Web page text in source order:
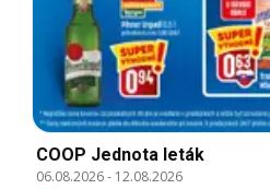
COOP Jednota leták
06.08.2026- 12.08.2026